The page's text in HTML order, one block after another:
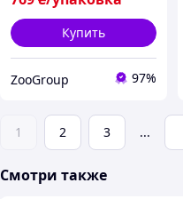
Купить
ZooGroup 97%
1 2 3 ...
Смотри также